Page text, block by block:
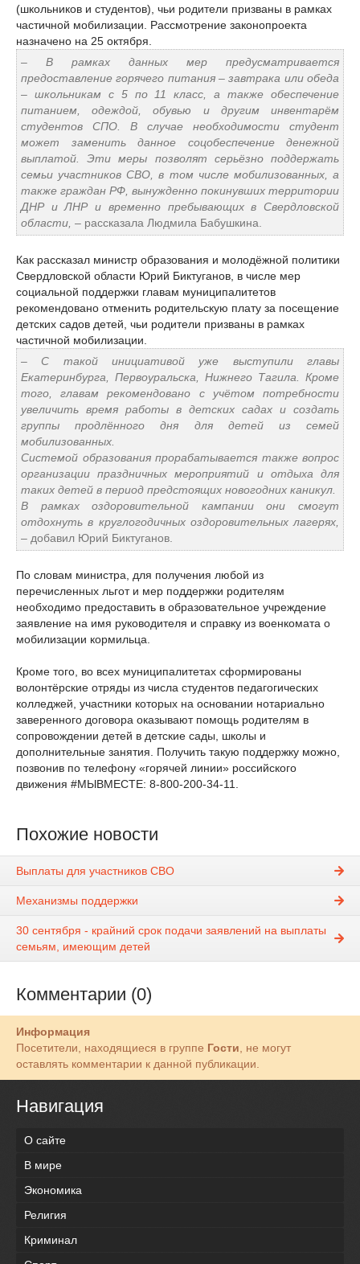
(школьников и студентов), чьи родители призваны в рамках
частичной мобилизации. Рассмотрение законопроекта
назначено на 25 октября.
– В рамках данных мер предусматривается
предоставление горячего питания – завтрака или обеда
– школьникам с 5 по 11 класс, а также обеспечение
питанием, одеждой, обувью и другим инвентарём
студентов СПО. В случае необходимости студент
может заменить данное соцобеспечение денежной
выплатой. Эти меры позволят серьёзно поддержать
семьи участников СВО, в том числе мобилизованных, а
также граждан РФ, вынужденно покинувших территории
ДНР и ЛНР и временно пребывающих в Свердловской
области, – рассказала Людмила Бабушкина.
Как рассказал министр образования и молодёжной политики
Свердловской области Юрий Биктуганов, в числе мер
социальной поддержки главам муниципалитетов
рекомендовано отменить родительскую плату за посещение
детских садов детей, чьи родители призваны в рамках
частичной мобилизации.
– С такой инициативой уже выступили главы
Екатеринбурга, Первоуральска, Нижнего Тагила. Кроме
того, главам рекомендовано с учётом потребности
увеличить время работы в детских садах и создать
группы продлённого дня для детей из семей
мобилизованных.
Системой образования прорабатывается также вопрос
организации праздничных мероприятий и отдыха для
таких детей в период предстоящих новогодних каникул.
В рамках оздоровительной кампании они смогут
отдохнуть в круглогодичных оздоровительных лагерях,
– добавил Юрий Биктуганов.
По словам министра, для получения любой из
перечисленных льгот и мер поддержки родителям
необходимо предоставить в образовательное учреждение
заявление на имя руководителя и справку из военкомата о
мобилизации кормильца.
Кроме того, во всех муниципалитетах сформированы
волонтёрские отряды из числа студентов педагогических
колледжей, участники которых на основании нотариально
заверенного договора оказывают помощь родителям в
сопровождении детей в детские сады, школы и
дополнительные занятия. Получить такую поддержку можно,
позвонив по телефону «горячей линии» российского
движения #МЫВМЕСТЕ: 8-800-200-34-11.
Похожие новости
Выплаты для участников СВО
Механизмы поддержки
30 сентября - крайний срок подачи заявлений на выплаты
семьям, имеющим детей
Комментарии (0)
Информация
Посетители, находящиеся в группе Гости, не могут
оставлять комментарии к данной публикации.
Навигация
О сайте
В мире
Экономика
Религия
Криминал